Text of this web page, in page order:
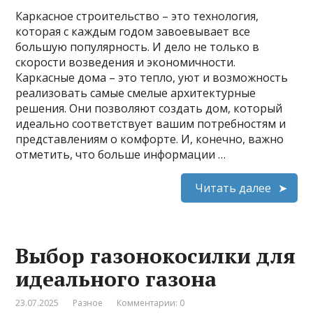
Каркасное строительство – это технология,
которая с каждым годом завоевывает все
большую популярность. И дело не только в
скорости возведения и экономичности.
Каркасные дома – это тепло, уют и возможность
реализовать самые смелые архитектурные
решения. Они позволяют создать дом, который
идеально соответствует вашим потребностям и
представлениям о комфорте. И, конечно, важно
отметить, что больше информации …
Читать далее
Выбор газонокосилки для
идеального газона
23.07.2025 Разное Комментарии: 0